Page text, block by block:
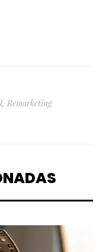
, Remarketing